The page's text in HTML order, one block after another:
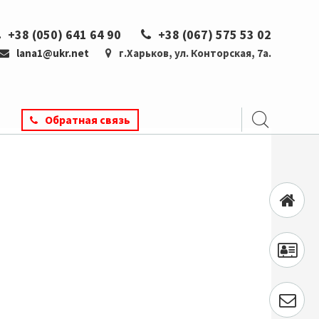
+38 (050) 641 64 90 +38 (067) 575 53 02
lana1@ukr.net г.Харьков, ул. Конторская, 7а.
Обратная связь
Главная
О